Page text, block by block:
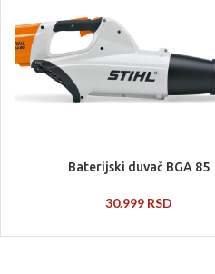
Baterijski duvač BGA 85
30.999 RSD